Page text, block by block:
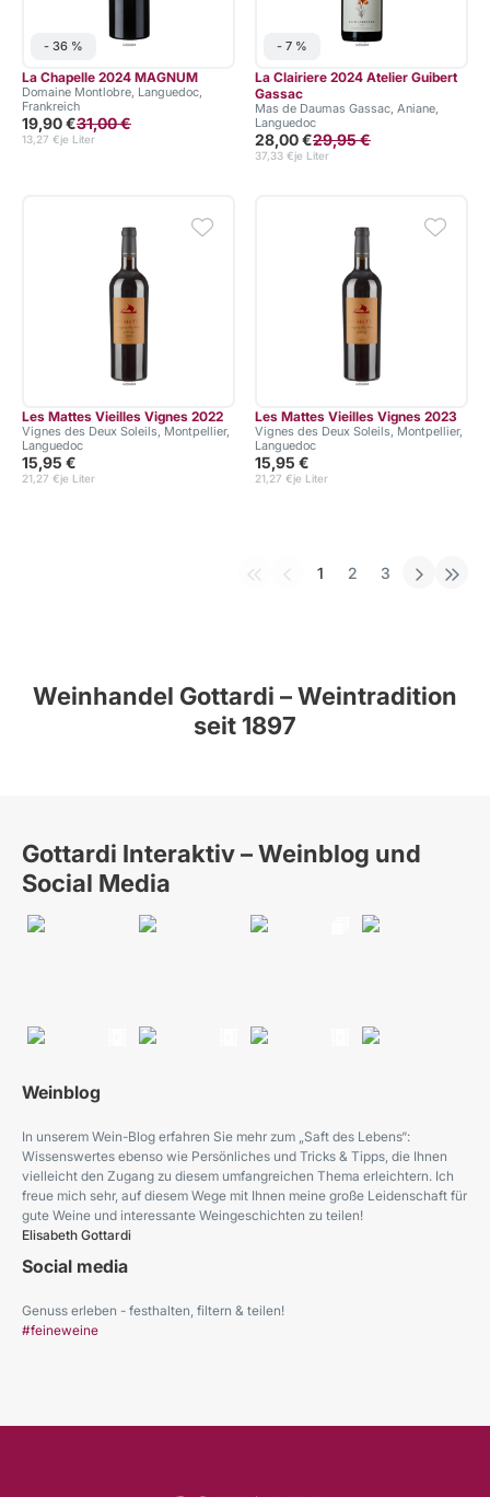
- 36 %
La Chapelle 2024 MAGNUM
Domaine Montlobre, Languedoc,
Frankreich
19,90 €31,00 €
je Liter
13,27 €
- 7 %
La Clairiere 2024 Atelier Guibert
Gassac
Mas de Daumas Gassac, Aniane,
Languedoc
28,00 €29,95 €
je Liter
37,33 €
Les Mattes Vieilles Vignes 2022
Vignes des Deux Soleils, Montpellier,
Languedoc
15,95 €
je Liter
21,27 €
Les Mattes Vieilles Vignes 2023
Vignes des Deux Soleils, Montpellier,
Languedoc
15,95 €
je Liter
21,27 €
1 2 3
Weinhandel Gottardi – Weintradition
seit 1897
Gottardi Interaktiv – Weinblog und
Social Media
Weinblog
In unserem Wein-Blog erfahren Sie mehr zum „Saft des Lebens“:
Wissenswertes ebenso wie Persönliches und Tricks & Tipps, die Ihnen
vielleicht den Zugang zu diesem umfangreichen Thema erleichtern. Ich
freue mich sehr, auf diesem Wege mit Ihnen meine große Leidenschaft für
gute Weine und interessante Weingeschichten zu teilen!
Elisabeth Gottardi
Social media
Genuss erleben - festhalten, filtern & teilen!
#feineweine